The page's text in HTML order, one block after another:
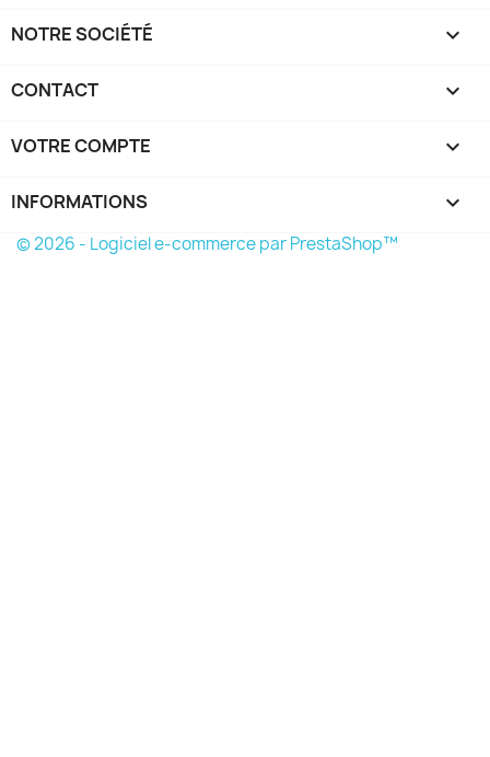
NOTRE SOCIÉTÉ 
CONTACT 
VOTRE COMPTE 
INFORMATIONS keyboard_arrow_down
© 2026 - Logiciel e-commerce par PrestaShop™